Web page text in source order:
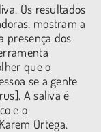
Os resultados
mostram a
presença dos
que o
se a gente
A saliva é
e o
Ortega.